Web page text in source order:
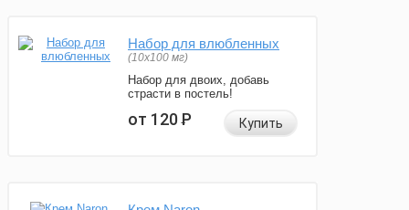
Набор для влюбленных
(10х100 мг)
Набор для двоих, добавь
страсти в постель!
от 120Р Купить